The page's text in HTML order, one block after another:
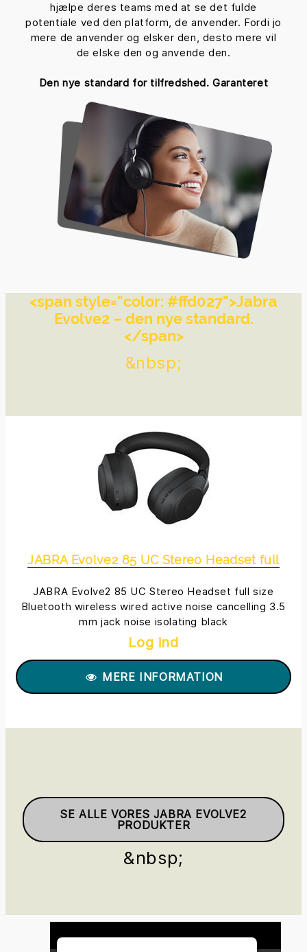
hjælpe deres teams med at se det fulde
potentiale ved den platform, de anvender. Fordi jo
mere de anvender og elsker den, desto mere vil
de elske den og anvende den.
Den nye standard for tilfredshed. Garanteret
<span style="color: #ffd027">Jabra
Evolve2 – den nye standard.
</span>
&nbsp;
JABRA Evolve2 85 UC Stereo Headset full
JABRA Evolve2 85 UC Stereo Headset full size
Bluetooth wireless wired active noise cancelling 3.5
mm jack noise isolating black
Log ind
MERE INFORMATION
SE ALLE VORES JABRA EVOLVE2
PRODUKTER
&nbsp;